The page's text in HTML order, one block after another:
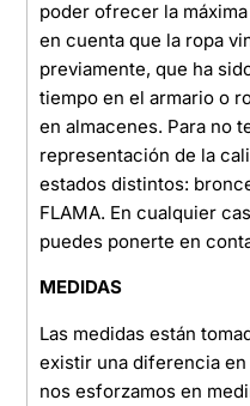
poder ofrecer la
en cuenta que la ropa
previamente, que ha
tiempo en el armario o
en almacenes. Para no
representación de la
estados distintos:
FLAMA. En cualquier
puedes ponerte en
MEDIDAS
Las medidas están
existir una diferencia en
nos esforzamos en